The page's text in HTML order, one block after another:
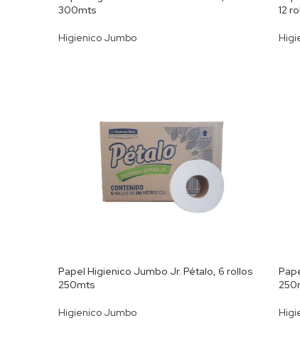
300mts
Higienico Jumbo
12
Papel Higienico Jumbo Jr. Pétalo, 6 rollos
250mts
Higienico Jumbo